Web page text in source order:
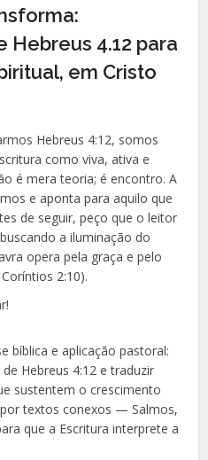
4.12 para
em Cristo
Hebreus 4:12, somos
como viva, ativa e
é mera teoria; é encontro. A
e aponta para aquilo que
de seguir, peço que o leitor
a iluminação do
opera pela graça e pelo
2:10).
bíblica e aplicação pastoral:
Hebreus 4:12 e traduzir
sustentem o crescimento
textos conexos — Salmos,
que a Escritura interprete a